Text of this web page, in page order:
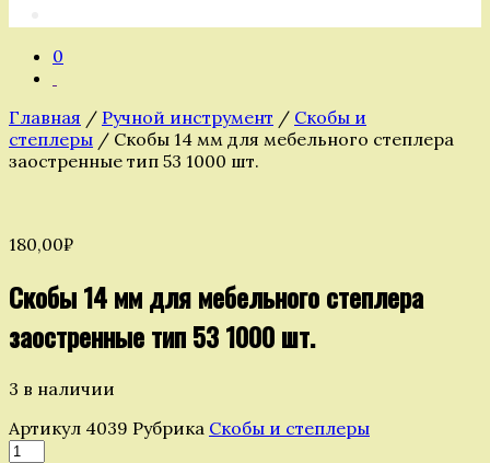
0
Главная / Ручной инструмент / Скобы и
степлеры / Скобы 14 мм для мебельного степлера
заостренные тип 53 1000 шт.
180,00₽
Скобы 14 мм для мебельного степлера
заостренные тип 53 1000 шт.
3 в наличии
Артикул 4039 Рубрика Скобы и степлеры
Количество